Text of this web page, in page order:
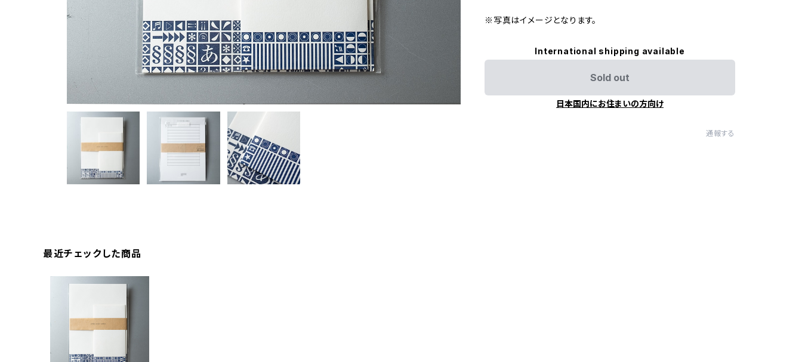
※写真はイメージとなります。
International shipping available
Sold out
日本国内にお住まいの方向け
通報する
最近チェックした商品